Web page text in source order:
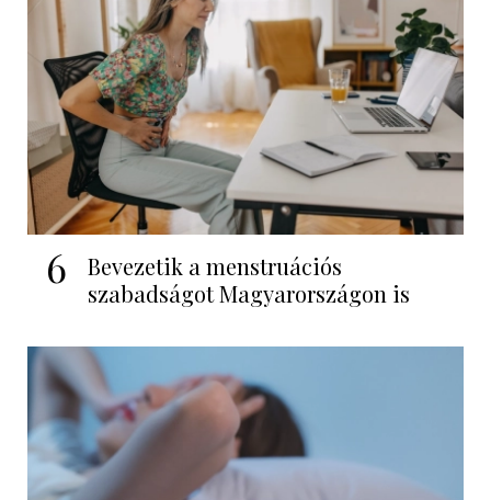
6
Bevezetik a menstruációs
szabadságot Magyarországon is